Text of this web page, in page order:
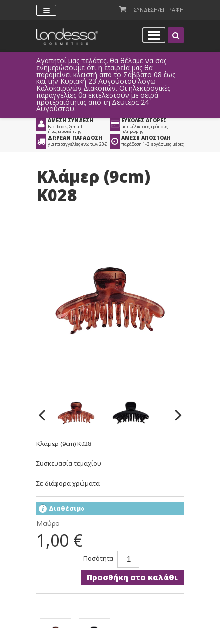
ΣΥΝΔΕΣΗ/ΕΓΓΡΑΦΗ
Αγαπητοί μας πελάτες, θα θέλαμε να σας
ενημερώσουμε ότι η εταιρεία μας θα
παραμείνει κλειστή από το Σάββατο 08 έως
και την Κυριακή 23 Αυγούστου λόγω
Καλοκαιρινών Διακοπών. Οι ηλεκτρονικές
παραγγελίες θα εκτελεστούν με σειρά
προτεραιότητας από τη Δευτέρα 24
Αυγούστου.
Προϊόντα >
Είδη Κομμωτηρίου
>
Αξεσουάρ Κομμωτηρίου
>
Αξεσουάρ Μαλλιών
> Κλάμερ Μαλλιών
ΑΜΕΣΗ ΣΥΝΔΕΣΗ
Facebook, Gmail
ή ως επισκέπτης
ΕΥΚΟΛΕΣ ΑΓΟΡΕΣ
με ευέλικτους τρόπους
πληρωμής
ΔΩΡΕΑΝ ΠΑΡΑΔΟΣΗ
για παραγγελίες άνω των 20€
ΑΜΕΣΗ ΑΠΟΣΤΟΛΗ
παράδοση 1-3 εργάσιμες μέρες
Κλάμερ (9cm)
K028
Κλάμερ (9cm) K028
Συσκευασία τεμαχίου
Σε διάφορα χρώματα
Διαθέσιμο
Μαύρο
1,00 €
Ποσότητα
Προσθήκη στο καλάθι